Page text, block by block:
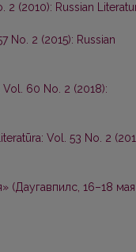
2 (2010): Russian
No. 2 (2015): Russian
Vol. 60 No. 2 (2018):
Vol. 53 No. 2
(Даугавпилс, 16–18 мая